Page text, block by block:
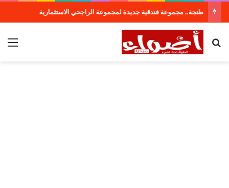
طنجة.. مجموعة فندقية جديدة لمجموعة الراجحي الاستثمارية
بحث عن